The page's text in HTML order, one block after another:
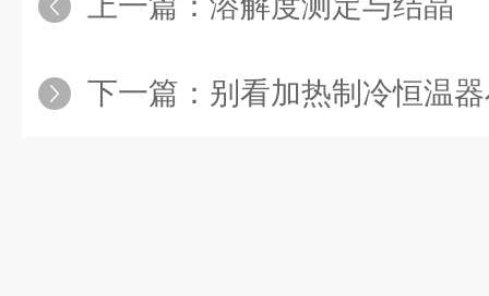
下一篇： 别看加热制冷恒温器